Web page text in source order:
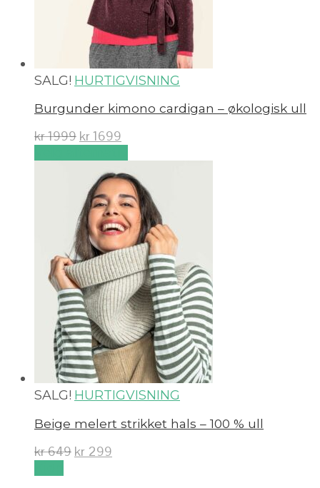
SALG! HURTIGVISNING
Burgunder kimono cardigan – økologisk ull
kr1999 kr 1699
SALG! HURTIGVISNING
Beige melert strikket hals – 100 % ull
kr649 kr 299